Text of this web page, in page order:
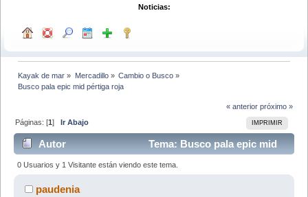
Noticias:
Kayak de mar » Mercadillo» Cambio o Busco»
Busco pala epic mid pértiga roja
« anterior próximo »
IMPRIMIR
Páginas: [1]Ir Abajo
Autor
Tema: Busco pala epic mid
pértiga roja (Leído 23861 veces)
0 Usuarios y 1 Visitante están viendo este tema.
paudenia